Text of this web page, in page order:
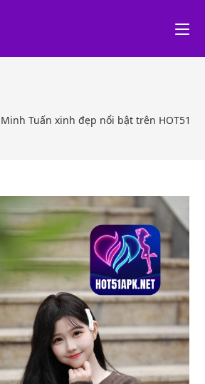
Tuấn xinh đẹp nổi bật trên HOT51